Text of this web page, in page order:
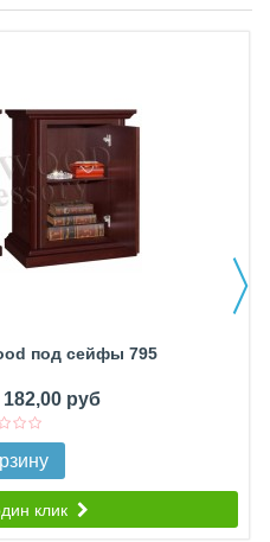
под сейфы 795
руб
клик